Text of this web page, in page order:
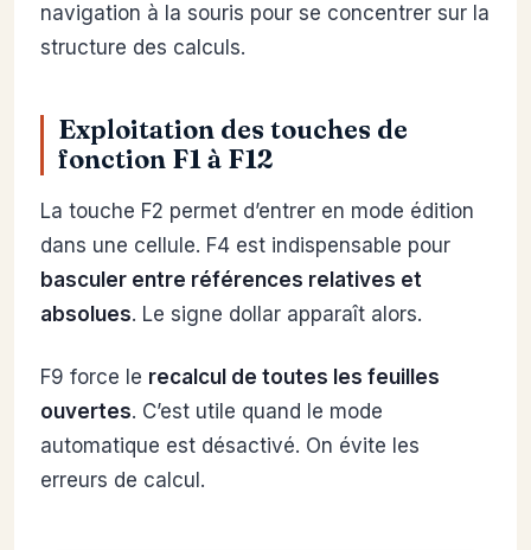
navigation à la souris pour se concentrer sur la
structure des calculs.
Exploitation des touches de
fonction F1 à F12
La touche F2 permet d’entrer en mode édition
dans une cellule. F4 est indispensable pour
basculer entre références relatives et
absolues. Le signe dollar apparaît alors.
F9 force le recalcul de toutes les feuilles
ouvertes. C’est utile quand le mode
automatique est désactivé. On évite les
erreurs de calcul.